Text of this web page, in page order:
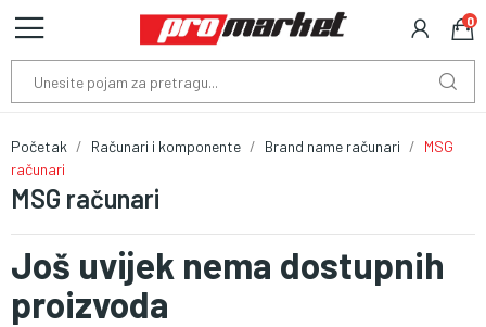
0
MSG računari
Početak Računari i komponente Brand name računari
MSG
računari
Još uvijek nema dostupnih
proizvoda